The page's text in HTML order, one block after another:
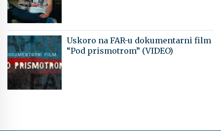
Uskoro na FAR-u dokumentarni film
“Pod prismotrom” (VIDEO)